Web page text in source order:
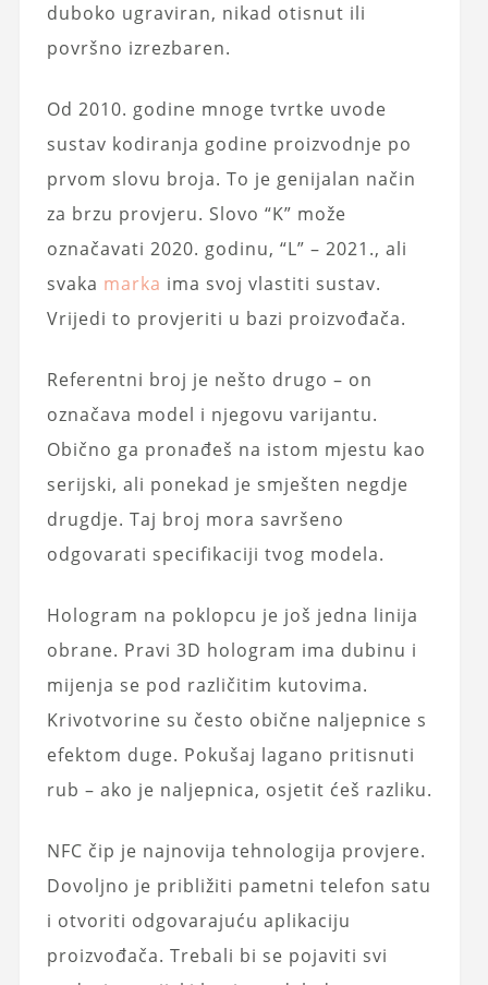
duboko ugraviran, nikad otisnut ili
površno izrezbaren.
Od 2010. godine mnoge tvrtke uvode
sustav kodiranja godine proizvodnje po
prvom slovu broja. To je genijalan način
za brzu provjeru. Slovo “K” može
označavati 2020. godinu, “L” – 2021., ali
svaka marka ima svoj vlastiti sustav.
Vrijedi to provjeriti u bazi proizvođača.
Referentni broj je nešto drugo – on
označava model i njegovu varijantu.
Obično ga pronađeš na istom mjestu kao
serijski, ali ponekad je smješten negdje
drugdje. Taj broj mora savršeno
odgovarati specifikaciji tvog modela.
Hologram na poklopcu je još jedna linija
obrane. Pravi 3D hologram ima dubinu i
mijenja se pod različitim kutovima.
Krivotvorine su često obične naljepnice s
efektom duge. Pokušaj lagano pritisnuti
rub – ako je naljepnica, osjetit ćeš razliku.
NFC čip je najnovija tehnologija provjere.
Dovoljno je približiti pametni telefon satu
i otvoriti odgovarajuću aplikaciju
proizvođača. Trebali bi se pojaviti svi